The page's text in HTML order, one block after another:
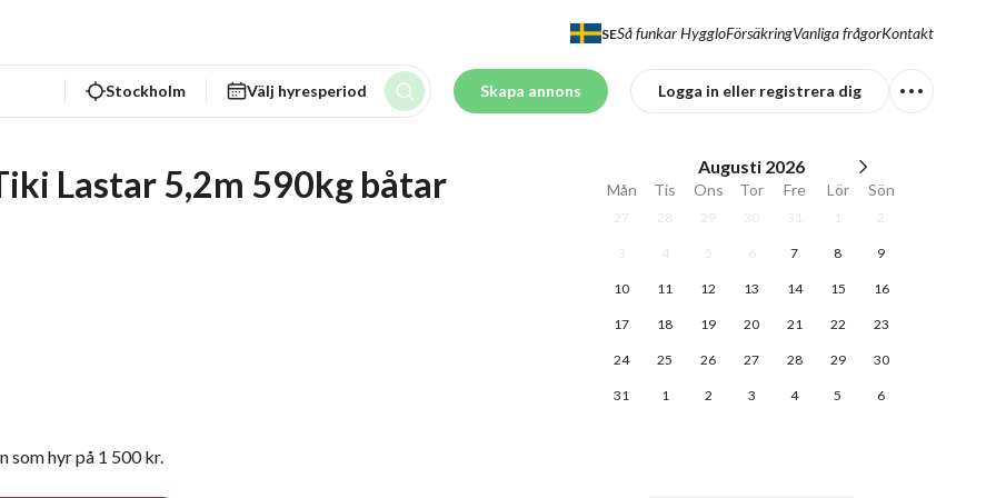
SESå funkar HyggloFörsäkringVanliga frågorKontakt
Stockholm Välj hyresperiod Skapa annons Logga in eller registrera dig
Lastar 5,2m 590kg båtar
som hyr på 1 500 kr.
Augusti 2026
Mån Tis Ons Tor Fre Lör Sön
27 28 29 30 31 1 2
3 4 5 6 7 8 9
10 11 12 13 14 15 16
17 18 19 20 21 22 23
24 25 26 27 28 29 30
31 1 2 3 4 5 6